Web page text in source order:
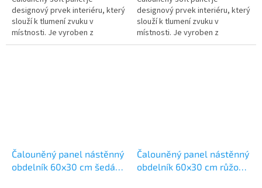
designový prvek interiéru, který
slouží k tlumení zvuku v
místnosti. Je vyroben z
materiálů, které absorbují
designový prvek interiéru, který
slouží k tlumení zvuku v
místnosti. Je vyroben z
materiálů, které absorbují
Čalouněný panel nástěnný
obdelník 60x30 cm šedá
Čalouněný panel nástěnný
obdelník 60x30 cm růžová